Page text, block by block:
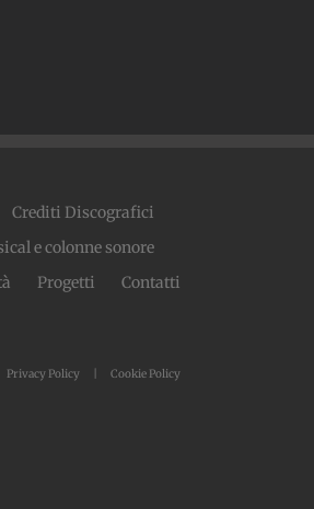
Crediti Discografici
e colonne sonore
Progetti Contatti
Privacy Policy Cookie Policy